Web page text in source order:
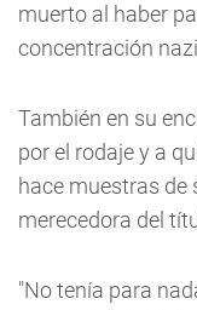
muerto al haber
concentración
También en su
por el rodaje y a
hace muestras de
merecedora del
"No tenía para